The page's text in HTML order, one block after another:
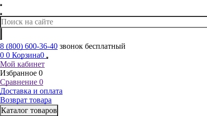
8 (800) 600-36-40 звонок бесплатный
0 0 Корзина0
Мой кабинет
Избранное 0
Сравнение 0
Доставка и оплата
Возврат товара
Каталог товаров